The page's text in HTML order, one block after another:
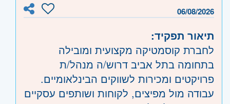
החלטות אסטרטגיות ובדיווח שוטף על
התקדמות המהלך הדיגיטלי.
מחלקת הטכנולוגיה מונה כיום כ-15 עובדים
פנימיים ועוד עובדים נוספים במיקור חוץ.
מה עוגן מציעה:
06/08/2026
תיאור תפקיד:
לחברת קוסמטיקה מקצועית ומובילה
בתחומה בתל אביב דרוש/ה מנהל/ת
פרויקטים ומכירות לשווקים הבינלאומיים.
עבודה מול מפיצים, לקוחות ושותפים עסקיים